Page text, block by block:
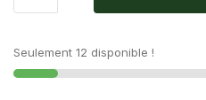
Seulement 12 disponible !